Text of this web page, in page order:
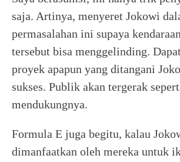
saja. Artinya, menyeret Jokowi
permasalahan ini supaya
tersebut bisa menggelinding.
proyek apapun yang ditangani
sukses. Publik akan tergerak
mendukungnya.
Formula E juga begitu, kalau
dimanfaatkan oleh mereka untuk